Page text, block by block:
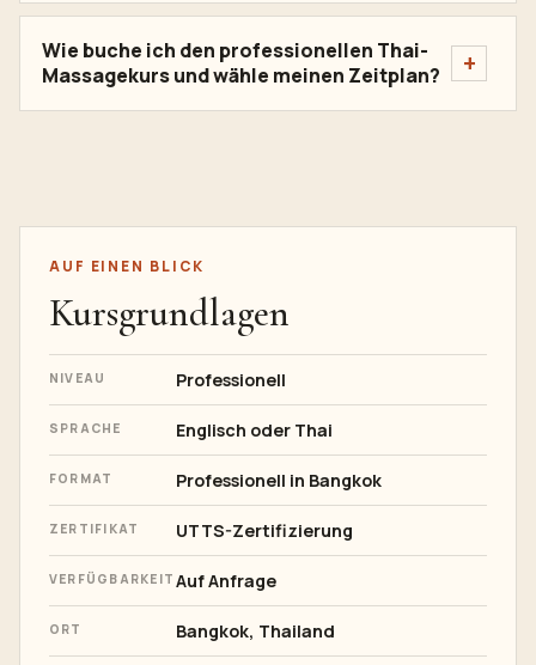
Wie buche ich den professionellen Thai-
Massagekurs und wähle meinen Zeitplan?
AUF EINEN BLICK
Kursgrundlagen
NIVEAU Professionell
SPRACHE Englisch oder Thai
FORMAT Professionell in Bangkok
ZERTIFIKAT UTTS-Zertifizierung
VERFÜGBARKEIT Auf Anfrage
ORT Bangkok, Thailand